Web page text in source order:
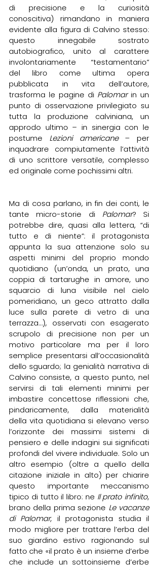
di precisione e la curiosità
conoscitiva) rimandano in maniera
evidente alla figura di Calvino stesso:
questo innegabile sostrato
autobiografico, unito al carattere
involontariamente “testamentario”
del libro come ultima opera
pubblicata in vita dell’autore,
trasforma le pagine di Palomar in un
punto di osservazione privilegiato su
tutta la produzione calviniana, un
approdo ultimo – in sinergia con le
postume Lezioni americane – per
inquadrare compiutamente l’attività
di uno scrittore versatile, complesso
ed originale come pochissimi altri.
Ma di cosa parlano, in fin dei conti, le
tante micro-storie di Palomar? Si
potrebbe dire, quasi alla lettera, “di
tutto e di niente”: il protagonista
appunta la sua attenzione solo su
aspetti minimi del proprio mondo
quotidiano (un’onda, un prato, una
coppia di tartarughe in amore, uno
squarcio di luna visibile nel cielo
pomeridiano, un geco attratto dalla
luce sulla parete di vetro di una
terrazza…), osservati con esagerato
scrupolo di precisione non per un
motivo particolare ma per il loro
semplice presentarsi all’occasionalità
dello sguardo; la genialità narrativa di
Calvino consiste, a questo punto, nel
servirsi di tali elementi minimi per
imbastire concettose riflessioni che,
pindaricamente, dalla materialità
della vita quotidiana si elevano verso
l’orizzonte dei massimi sistemi di
pensiero e delle indagini sui significati
profondi del vivere individuale. Solo un
altro esempio (oltre a quello della
citazione iniziale in alto) per chiarire
questo importante meccanismo
tipico di tutto il libro: ne Il prato infinito,
brano della prima sezione Le vacanze
di Palomar, il protagonista studia il
modo migliore per trattare l’erba del
suo giardino estivo ragionando sul
fatto che «il prato è un insieme d’erbe
che include un sottoinsieme d’erbe